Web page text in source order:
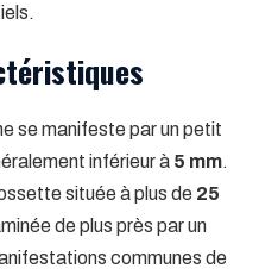
se manifeste par un petit
inférieur à 5 mm.
située à plus de 25
de plus près par un
communes de